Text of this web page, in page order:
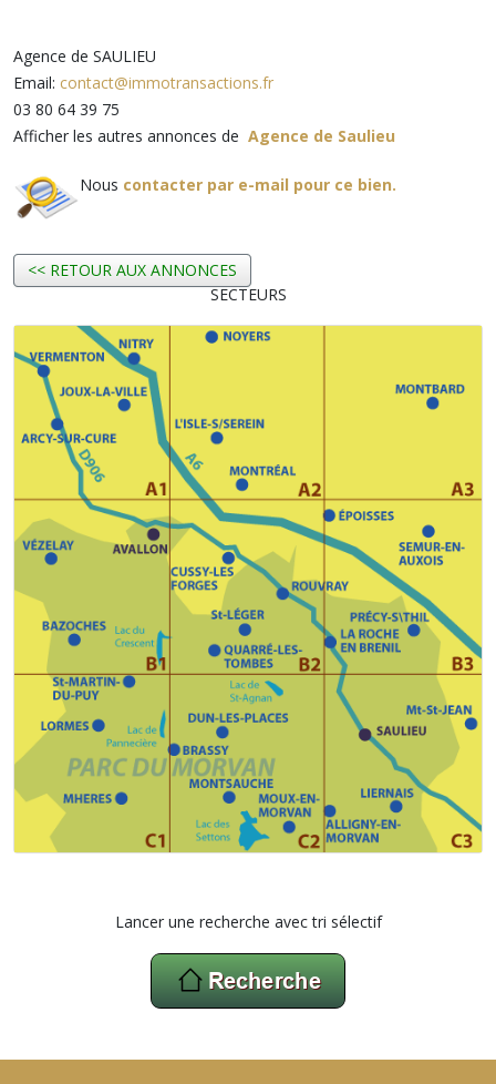
Agence de SAULIEU
Email: contact@immotransactions.fr
03 80 64 39 75
Afficher les autres annonces de Agence de Saulieu
Nous contacter par e-mail pour ce bien.
<< RETOUR AUX ANNONCES
SECTEURS
Lancer une recherche avec tri sélectif